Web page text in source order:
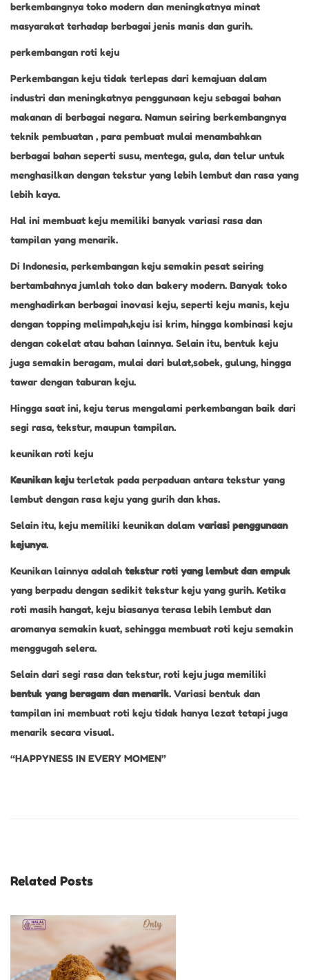
berkembangnya toko modern dan meningkatnya minat
masyarakat terhadap berbagai jenis manis dan gurih.
perkembangan roti keju
Perkembangan keju tidak terlepas dari kemajuan dalam
industri dan meningkatnya penggunaan keju sebagai bahan
makanan di berbagai negara. Namun seiring berkembangnya
teknik pembuatan , para pembuat mulai menambahkan
berbagai bahan seperti susu, mentega, gula, dan telur untuk
menghasilkan dengan tekstur yang lebih lembut dan rasa yang
lebih kaya.
Hal ini membuat keju memiliki banyak variasi rasa dan
tampilan yang menarik.
Di Indonesia, perkembangan keju semakin pesat seiring
bertambahnya jumlah toko dan bakery modern. Banyak toko
menghadirkan berbagai inovasi keju, seperti keju manis, keju
dengan topping melimpah,keju isi krim, hingga kombinasi keju
dengan cokelat atau bahan lainnya. Selain itu, bentuk keju
juga semakin beragam, mulai dari bulat,sobek, gulung, hingga
tawar dengan taburan keju.
Hingga saat ini, keju terus mengalami perkembangan baik dari
segi rasa, tekstur, maupun tampilan.
keunikan roti keju
Keunikan kejuterletak pada perpaduan antara tekstur yang
lembut dengan rasa keju yang gurih dan khas.
Selain itu, keju memiliki keunikan dalam variasi penggunaan
kejunya.
Keunikan lainnya adalah tekstur roti yang lembut dan empuk
yang berpadu dengan sedikit tekstur keju yang gurih. Ketika
roti masih hangat, keju biasanya terasa lebih lembut dan
aromanya semakin kuat, sehingga membuat roti keju semakin
menggugah selera.
Selain dari segi rasa dan tekstur, roti keju juga memiliki
bentuk yang beragam dan menarik. Variasi bentuk dan
tampilan ini membuat roti keju tidak hanya lezat tetapi juga
menarik secara visual.
“HAPPYNESS IN EVERY MOMEN”
o
l
R
Related Posts